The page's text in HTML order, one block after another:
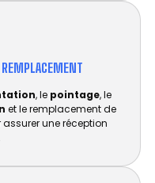
REMPLACEMENT​
, le pointage, le
et le remplacement de
une réception